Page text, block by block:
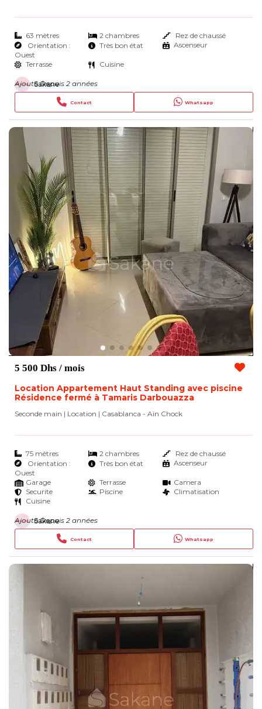
63 mètres 2 chambres
Rez de chaussé
Orientation :
Ouest
Très bon état Ascenseur
Terrasse Cuisine
Sakane
Contact Whatsapp
Ajouté Depuis 2 années
5 500 Dhs / mois
Location Appartement Haut Standing avec piscine
Résidence fermé à Tamaris Darbouazza
Seconde main | Location | Casablanca - Aïn Chock
75 mètres 2 chambres
Rez de chaussé
Orientation :
Ouest
Très bon état Ascenseur
Garage Terrasse
Camera
Securite
Piscine
Climatisation
Cuisine
Sakane
Contact Whatsapp
Ajouté Depuis 2 années